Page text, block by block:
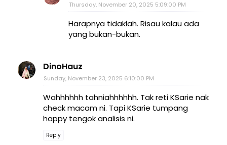
Thursday, November 20, 2025 5:09:00 PM
Harapnya tidaklah. Risau kalau ada
yang bukan-bukan.
DinoHauz
Sunday, November 23, 2025 6:10:00 PM
Wahhhhhh tahniahhhhhh. Tak reti KSarie nak
check macam ni. Tapi KSarie tumpang
happy tengok analisis ni.
Reply